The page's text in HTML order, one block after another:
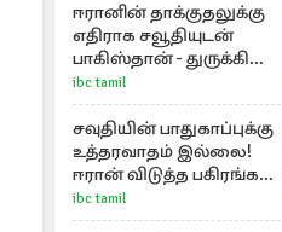
ஈரானின் தாக்குதலுக்கு
எதிராக சவூதியுடன்
பாகிஸ்தான் - துருக்கி
ஒன்றிணைந்தன
ibc tamil
சவுதியின் பாதுகாப்புக்கு
உத்தரவாதம் இல்லை!
ஈரான் விடுத்த பகிரங்க
எச்சரிக்கை
ibc tamil